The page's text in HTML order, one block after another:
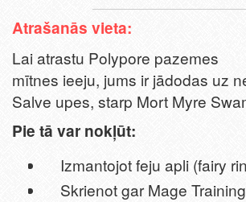
Atrašanās vieta:
Lai atrastu Polypore pazemes
mītnes ieeju, jums ir jādodas uz
Salve upes, starp Mort Myre
Pie tā var nokļūt:
Izmantojot feju apli (fairy
Skrienot gar Mage